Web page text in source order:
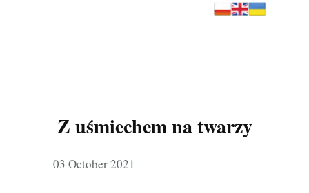
03 October 2021
Z uśmiechem na twarzy